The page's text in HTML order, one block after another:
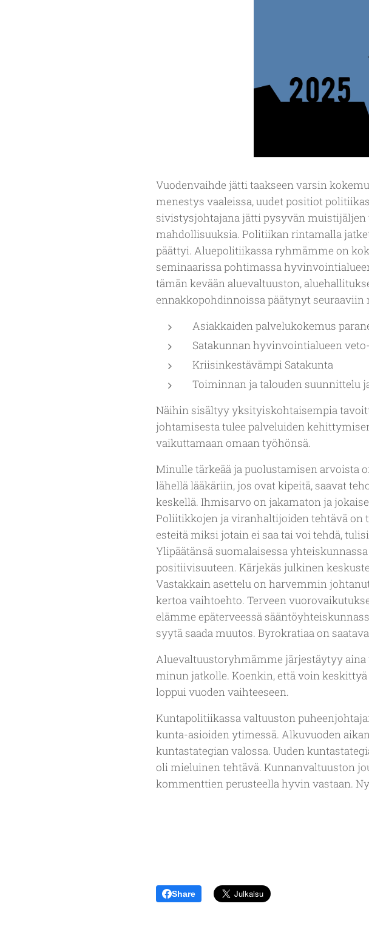
Vuodenvaihde jätti taakseen varsin
menestys vaaleissa, uudet positiot
sivistysjohtajana jätti pysyvän muistijäljen
mahdollisuuksia. Politiikan rintamalla
päättyi. Aluepolitiikassa ryhmämme on
seminaarissa pohtimassa
tämän kevään aluevaltuuston,
ennakkopohdinnoissa päätynyt
Asiakkaiden palvelukokemus
Satakunnan hyvinvointialueen
Kriisinkestävämpi Satakunta
Toiminnan ja talouden suunnittelu
Näihin sisältyy yksityiskohtaisempia
johtamisesta tulee palveluiden
vaikuttamaan omaan työhönsä.
Minulle tärkeää ja puolustamisen arvoista
lähellä lääkäriin, jos ovat kipeitä, saavat
keskellä. Ihmisarvo on jakamaton ja
Poliitikkojen ja viranhaltijoiden tehtävä on
esteitä miksi jotain ei saa tai voi tehdä,
Ylipäätänsä suomalaisessa
positiivisuuteen. Kärjekäs julkinen
Vastakkain asettelu on harvemmin
kertoa vaihtoehto. Terveen
elämme epäterveessä
syytä saada muutos. Byrokratiaa on
Aluevaltuustoryhmämme järjestäytyy
minun jatkolle. Koenkin, että voin
loppui vuoden vaihteeseen.
Kuntapolitiikassa valtuuston
kunta-asioiden ytimessä. Alkuvuoden
kuntastategian valossa. Uuden
oli mieluinen tehtävä. Kunnanvaltuuston
kommenttien perusteella hyvin vastaan.
Share